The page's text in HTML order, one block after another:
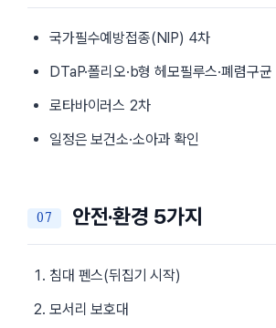
국가필수예방접종(NIP) 4차
DTaP·폴리오·b형 헤모필루스·폐렴구균
로타바이러스 2차
일정은 보건소·소아과 확인
안전·환경 5가지
침대 펜스(뒤집기 시작)
모서리 보호대